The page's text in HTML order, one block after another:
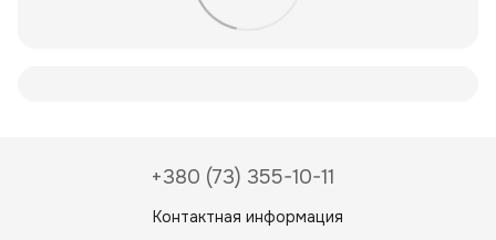
+380 (73) 355-10-11
Контактная информация